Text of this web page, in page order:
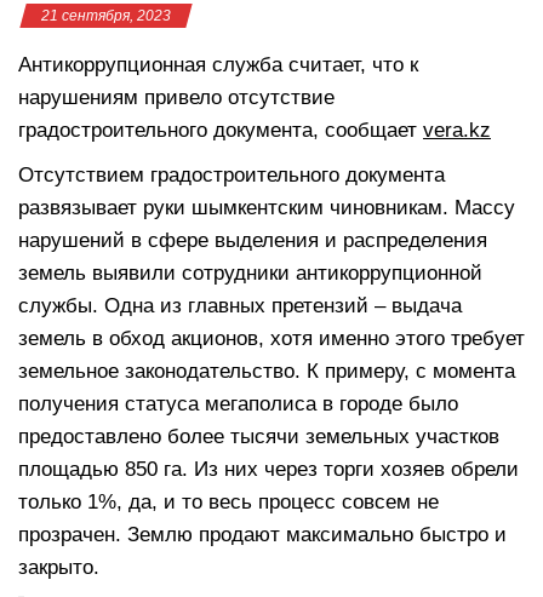
21 сентября, 2023
Антикоррупционная служба считает, что к
нарушениям привело отсутствие
градостроительного документа, сообщает vera.kz
Отсутствием градостроительного документа
развязывает руки шымкентским чиновникам. Массу
нарушений в сфере выделения и распределения
земель выявили сотрудники антикоррупционной
службы. Одна из главных претензий – выдача
земель в обход акционов, хотя именно этого требует
земельное законодательство. К примеру, с момента
получения статуса мегаполиса в городе было
предоставлено более тысячи земельных участков
площадью 850 га. Из них через торги хозяев обрели
только 1%, да, и то весь процесс совсем не
прозрачен. Землю продают максимально быстро и
закрыто.